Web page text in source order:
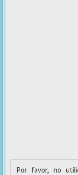
Por favor, no